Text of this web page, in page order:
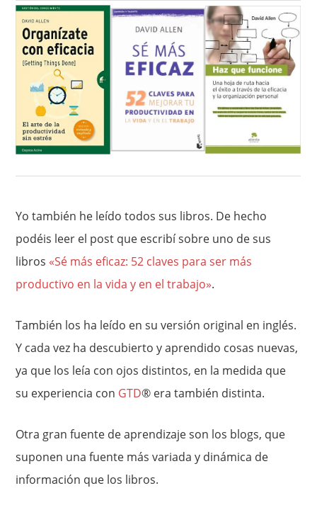
Yo también he leído todos sus libros. De hecho
podéis leer el post que escribí sobre uno de sus
libros «Sé más eficaz: 52 claves para ser más
productivo en la vida y en el trabajo».
También los ha leído en su versión original en inglés.
Y cada vez ha descubierto y aprendido cosas nuevas,
ya que los leía con ojos distintos, en la medida que
su experiencia con GTD® era también distinta.
Otra gran fuente de aprendizaje son los blogs, que
suponen una fuente más variada y dinámica de
información que los libros.